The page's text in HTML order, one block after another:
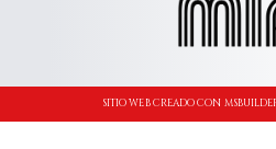
SITIO WEB CREADO CON